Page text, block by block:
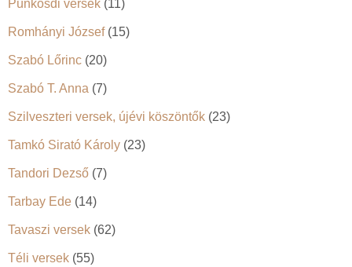
Pünkösdi versek (11)
Romhányi József(15)
Szabó Lőrinc (20)
Szabó T. Anna (7)
Szilveszteri versek, újévi köszöntők (23)
Tamkó Sirató Károly (23)
Tandori Dezső (7)
Tarbay Ede (14)
Tavaszi versek (62)
Téli versek (55)